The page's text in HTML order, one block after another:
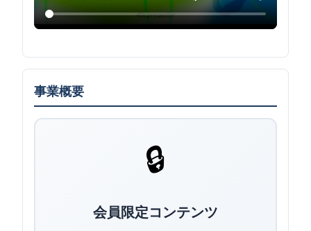
事業概要
🔒
会員限定コンテンツ